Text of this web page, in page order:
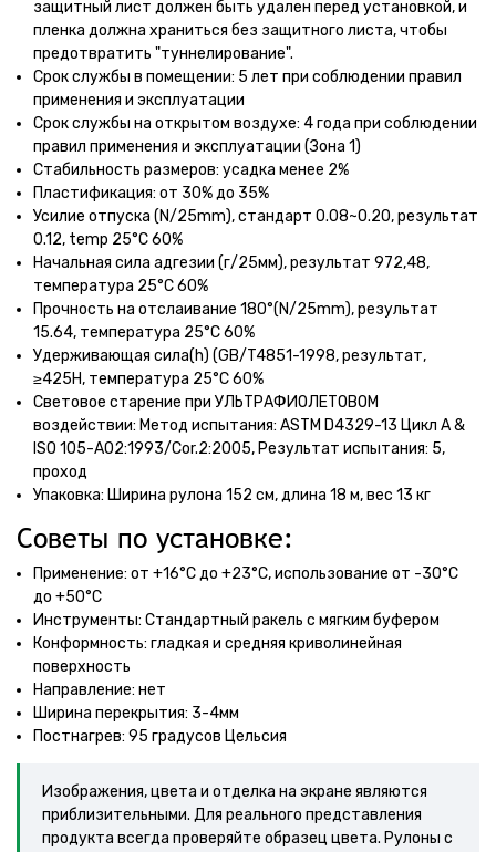
защитный лист должен быть удален перед установкой, и
пленка должна храниться без защитного листа, чтобы
предотвратить "туннелирование".
Срок службы в помещении: 5 лет при соблюдении правил
применения и эксплуатации
Срок службы на открытом воздухе: 4 года при соблюдении
правил применения и эксплуатации (Зона 1)
Стабильность размеров: усадка менее 2%
Пластификация: от 30% до 35%
Усилие отпуска (N/25mm), стандарт 0.08~0.20, результат
0.12, temp 25°C 60%
Начальная сила адгезии (г/25мм), результат 972,48,
температура 25°C 60%
Прочность на отслаивание 180°(N/25mm), результат
15.64, температура 25°C 60%
Удерживающая сила(h) (GB/T4851-1998, результат,
≥425H, температура 25°C 60%
Световое старение при УЛЬТРАФИОЛЕТОВОМ
воздействии: Метод испытания: ASTM D4329-13 Цикл A &
ISO 105-A02:1993/Cor.2:2005, Результат испытания: 5,
проход
Упаковка: Ширина рулона 152 см, длина 18 м, вес 13 кг
Советы по установке:
Применение: от +16°С до +23°С, использование от -30°С
до +50°С
Инструменты: Стандартный ракель с мягким буфером
Конформность: гладкая и средняя криволинейная
поверхность
Направление: нет
Ширина перекрытия: 3-4мм
Постнагрев: 95 градусов Цельсия
Изображения, цвета и отделка на экране являются
приблизительными. Для реального представления
продукта всегда проверяйте образец цвета. Рулоны с